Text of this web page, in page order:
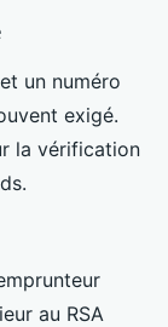
un numéro
exigé.
la vérification
au RSA